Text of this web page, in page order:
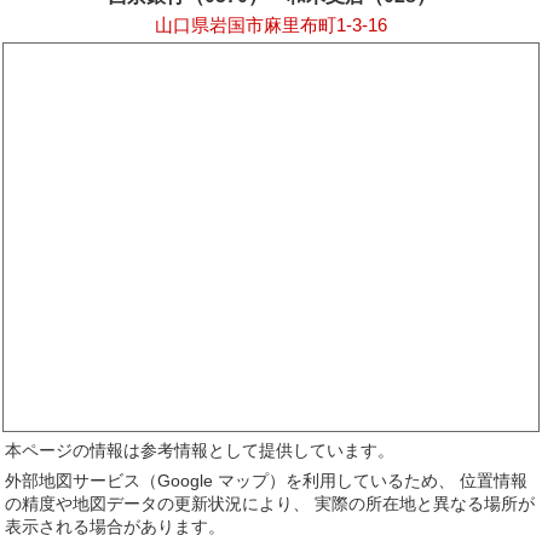
山口県岩国市麻里布町1-3-16
本ページの情報は参考情報として提供しています。
外部地図サービス（Google マップ）を利用しているため、 位置情報
の精度や地図データの更新状況により、 実際の所在地と異なる場所が
表示される場合があります。